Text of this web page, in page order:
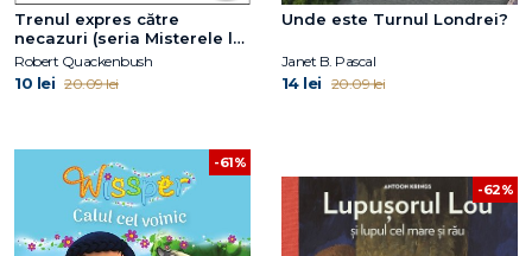
Trenul expres către
necazuri (seria Misterele lui
Miss Mallard)
Robert Quackenbush
10 lei 20.09 lei
Unde este Turnul Londrei?
Janet B. Pascal
14 lei 20.09 lei
-61%
-62%